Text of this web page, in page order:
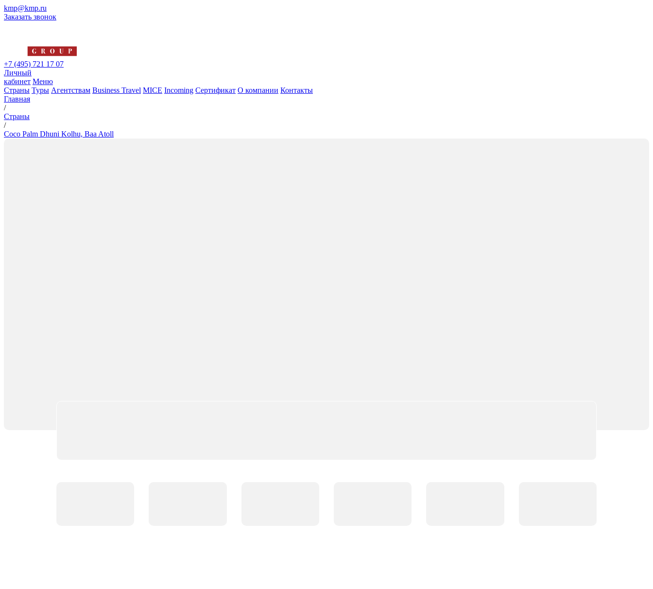
kmp@kmp.ru
Заказать звонок
+7 (495) 721 17 07
Личный
кабинет Меню
Страны Туры Агентствам Business Travel MICE Incoming Сертификат О компании Контакты
Главная
/
Страны
/
Coco Palm Dhuni Kolhu, Baa Atoll